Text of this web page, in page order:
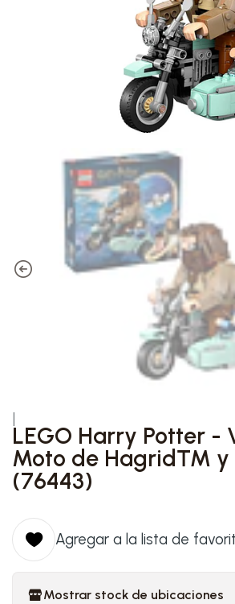
LEGO Harry Potter -
Moto de Hagrid™ y
(76443)
Agregar a la lista de
Mostrar stock de ubicaciones